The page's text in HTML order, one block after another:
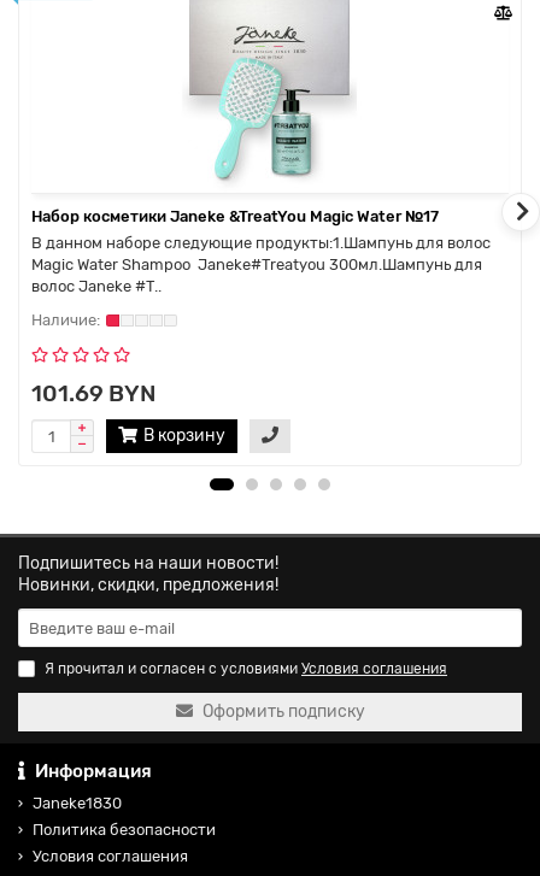
Набор косметики Janeke &TreatYou Magic Water №17
В данном наборе следующие продукты:1.Шампунь для волос
Magic Water Shampoo Janeke#Treatyou 300мл.Шампунь для
волос Janeke #T..
101.69 BYN
В корзину
Подпишитесь на наши новости!
Новинки, скидки, предложения!
Я прочитал и согласен с условиями Условия соглашения
Оформить подписку
Информация
Janeke1830
Политика безопасности
Условия соглашения